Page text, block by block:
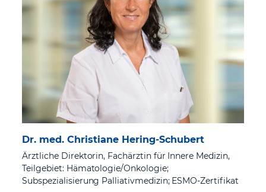
Dr. med. Christiane Hering-Schubert
Ärztliche Direktorin, Fachärztin für Innere Medizin,
Teilgebiet: Hämatologie/Onkologie;
Subspezialisierung Palliativmedizin; ESMO-Zertifikat